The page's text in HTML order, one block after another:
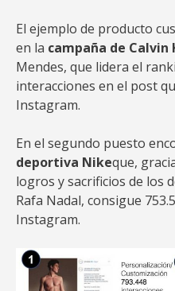
El ejemplo de producto
en la campaña de Calvin
Mendes, que lidera el
interacciones en el post
Instagram.
En el segundo puesto
deportiva Nikeque,
logros y sacrificios de los
Rafa Nadal, consigue
Instagram.